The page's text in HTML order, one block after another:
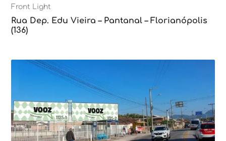
Front Light
Rua Dep. Edu Vieira – Pantanal – Florianópolis
(136)